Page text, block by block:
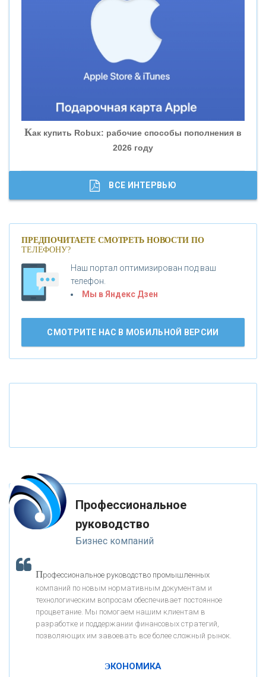
«ВНЕШПРОМБАНК»
«БАНК ГЛОБЭКС»
«СОВКОМБАНК»
«ГАЗПРОМБАНК»
«МОСКОВСКИЙ КРЕДИТНЫЙ БАНК»
«БАНК ВОЗРОЖДЕНИЕ»
АО «КРЕДИТ ЕВРОПА БАНК»
«ФК ОТКРЫТИЕ»
«ЗАПСИБКОМБАНК»
«РОСЕВРОБАНК»
«ПРЕСС-СЛУЖБА ВТБ24»
«АВТОГРАДБАНК»
Как купить Robux: рабочие способы пополнения в
2026 году
Банки.ру обновил логотип впервые за 19 лет -
К ак Система быстрых платежей за пять лет
ВСЕ ИНТЕРВЬЮ
ПРЕДПОЧИТАЕТЕ СМОТРЕТЬ НОВОСТИ ПО
ТЕЛЕФОНУ?
Наш портал оптимизирован под ваш
телефон.
Мы в Яндекс Дзен
СМОТРИТЕ НАС В МОБИЛЬНОЙ ВЕРСИИ
Профессиональное
руководство
Бизнес компаний
Профессиональное руководство промышленных
компаний по новым нормативным документам и
технологическим вопросам обеспечивает постоянное
процветание. Мы помогаем нашим клиентам в
разработке и поддержании финансовых стратегий,
позволяющих им завоевать все более сложный рынок.
ЭКОНОМИКА